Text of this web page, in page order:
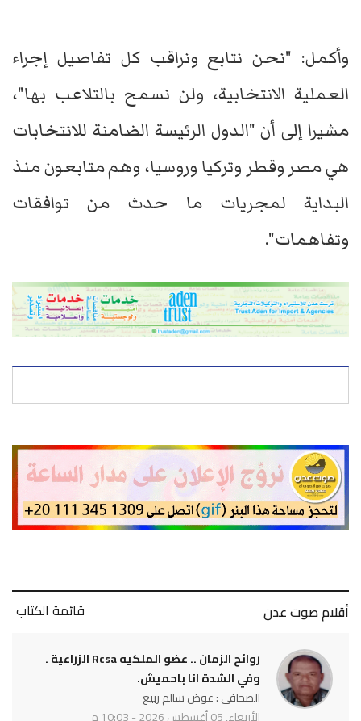
وأكمل: "نحن نتابع ونراقب كل تفاصيل إجراء
العملية الانتخابية، ولن نسمح بالتلاعب بها"،
مشيرا إلى أن "الدول الرئيسة الضامنة للانتخابات
هي مصر وقطر وتركيا وروسيا، وهم متابعون منذ
البداية لمجريات ما حدث من توافقات
وتفاهمات".
أقلام صوت عدن قائمة الكتاب
روائح الزمان .. عضو الملكيه Rcsa الزراعية .
وفي الشدة انا باحميش.
الصحافي : عوض سالم ربيع
الأربعاء, 05 أغسطس 2026 - 10:03 م